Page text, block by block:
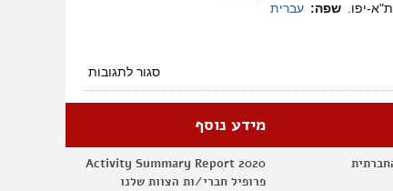
יפו. שפה: עברית
סגור לתגובותעל
קורת
גג
או
מידע נוסף
Activity Summary Report 2020
פרופיל חברי/ות הצוות שלנו